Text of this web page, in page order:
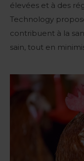
élevées et à des
Technology
contribuent à la
sain, tout en